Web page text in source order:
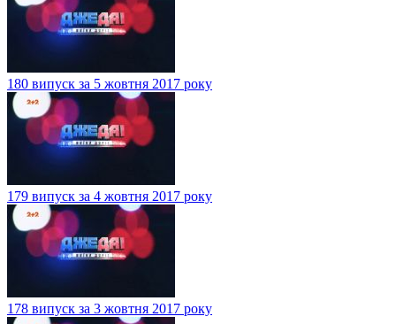
180 випуск за 5 жовтня 2017 року
179 випуск за 4 жовтня 2017 року
178 випуск за 3 жовтня 2017 року